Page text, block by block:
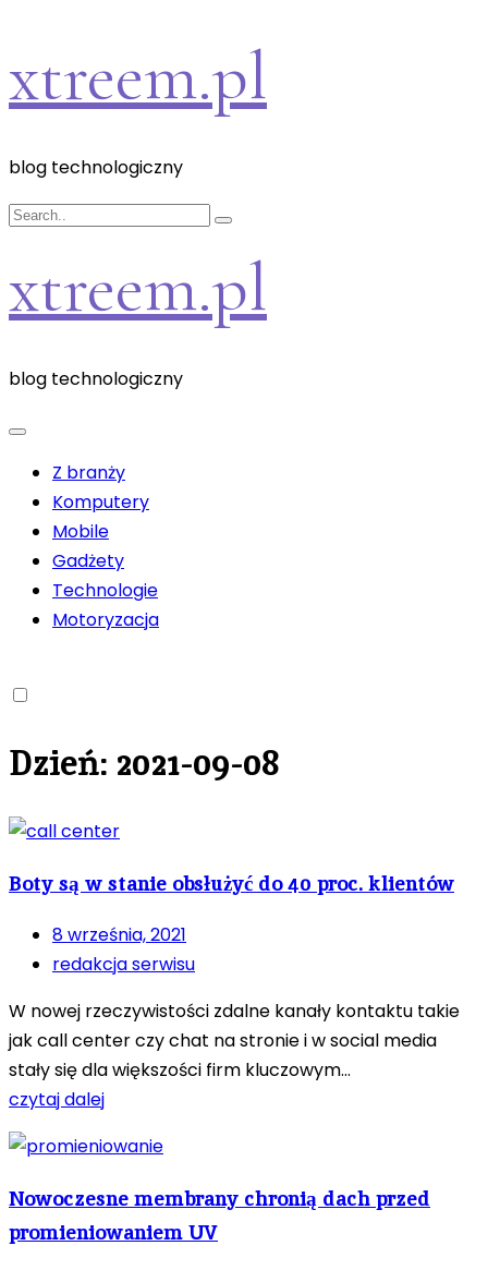
content
xtreem.pl
blog technologiczny
xtreem.pl
blog technologiczny
Z branży
Komputery
Mobile
Gadżety
Technologie
Motoryzacja
Dzień: 2021-09-08
Boty są w stanie obsłużyć do 40 proc. klientów
8 września, 2021
redakcja serwisu
W nowej rzeczywistości zdalne kanały kontaktu takie
jak call center czy chat na stronie i w social media
stały się dla większości firm kluczowym...
czytaj dalej
Nowoczesne membrany chronią dach przed
promieniowaniem UV